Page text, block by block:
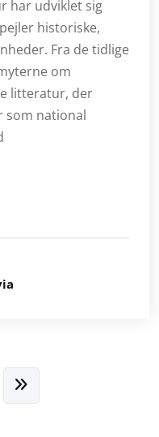
har udviklet sig
historiske,
Fra de tidlige
om
litteratur, der
som national